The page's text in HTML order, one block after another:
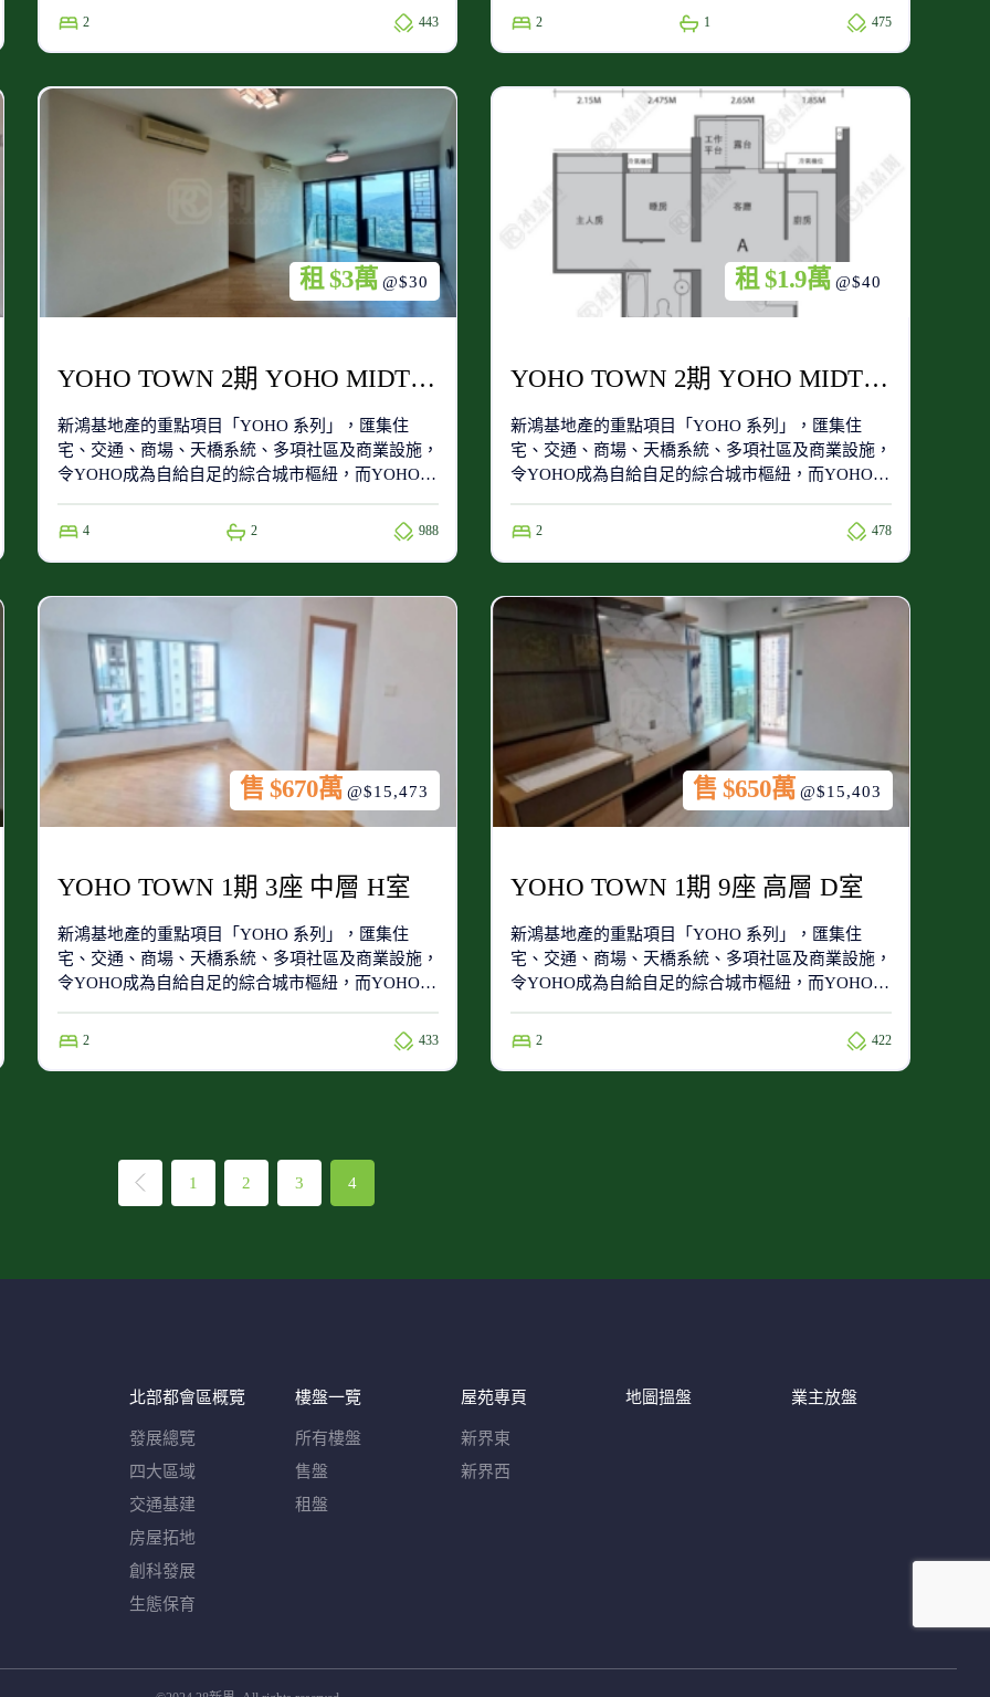
端，附近有同系屋苑新元朗中心、YOHO Midtown及
2 443
端，附近有同系屋苑新元朗中心、YOHO Midtown及
2 1 475
YOHO TOWN 2期 YOHO MIDTOWN 8座 中層 C室
新鴻基地產的重點項目「YOHO 系列」，匯集住
宅、交通、商場、天橋系統、多項社區及商業設施，
令YOHO成為自給自足的綜合城市樞紐，而YOHO
端，附近有同系屋苑新元朗中心、YOHO Midtown及
4 2 988
租 $3萬 @$30
YOHO TOWN 2期 YOHO MIDTOWN 6座 極高層 A室
新鴻基地產的重點項目「YOHO 系列」，匯集住
宅、交通、商場、天橋系統、多項社區及商業設施，
令YOHO成為自給自足的綜合城市樞紐，而YOHO
端，附近有同系屋苑新元朗中心、YOHO Midtown及
2 478
租 $1.9萬 @$40
YOHO TOWN 1期 3座 中層 H室
新鴻基地產的重點項目「YOHO 系列」，匯集住
宅、交通、商場、天橋系統、多項社區及商業設施，
令YOHO成為自給自足的綜合城市樞紐，而YOHO
端，附近有同系屋苑新元朗中心、YOHO Midtown及
2 433
售 $670萬 @$15,473
YOHO TOWN 1期 9座 高層 D室
新鴻基地產的重點項目「YOHO 系列」，匯集住
宅、交通、商場、天橋系統、多項社區及商業設施，
令YOHO成為自給自足的綜合城市樞紐，而YOHO
端，附近有同系屋苑新元朗中心、YOHO Midtown及
2 422
售 $650萬 @$15,403
1 2 3 4
北部都會區概覽​
發展總覽
四大區域
交通基建
房屋拓地
創科發展
生態保育
樓盤一覽
所有樓盤
售盤
租盤
屋苑專頁
新界東
新界西
地圖搵盤 業主放盤